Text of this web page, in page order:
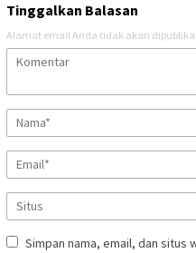
Tinggalkan Balasan
Alamat email Anda tidak akan
Simpan nama, email, dan situs